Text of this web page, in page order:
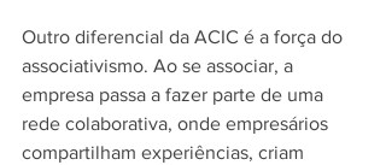
Outro diferencial da ACIC é a força do
associativismo. Ao se associar, a
empresa passa a fazer parte de uma
rede colaborativa, onde empresários
compartilham experiências, criam